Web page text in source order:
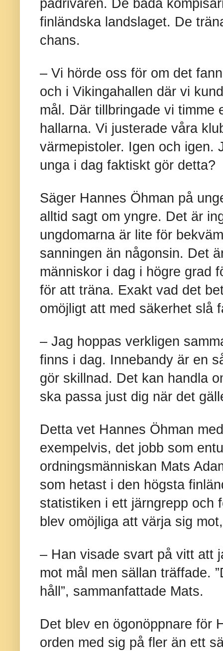
pådrivaren. De båda
finländska landslaget. De
chans.
– Vi hörde oss för om det
och i Vikingahallen där vi
mål. Där tillbringade vi timme
hallarna. Vi justerade våra
värmepistoler. Igen och igen.
unga i dag faktiskt gör detta?
Säger Hannes Öhman på
alltid sagt om yngre. Det är
ungdomarna är lite för
sanningen än någonsin. Det
människor i dag i högre grad
för att träna. Exakt vad det
omöjligt att med säkerhet slå
– Jag hoppas verkligen
finns i dag. Innebandy är en
gör skillnad. Det kan handla
ska passa just dig när det
Detta vet Hannes Öhman
exempelvis, det jobb som
ordningsmänniskan Mats
som hetast i den högsta
statistiken i ett järngrepp och
blev omöjliga att värja sig
– Han visade svart på vitt att
mot mål men sällan träffade.
håll”, sammanfattade Mats.
Det blev en ögonöppnare för
orden med sig på fler än ett